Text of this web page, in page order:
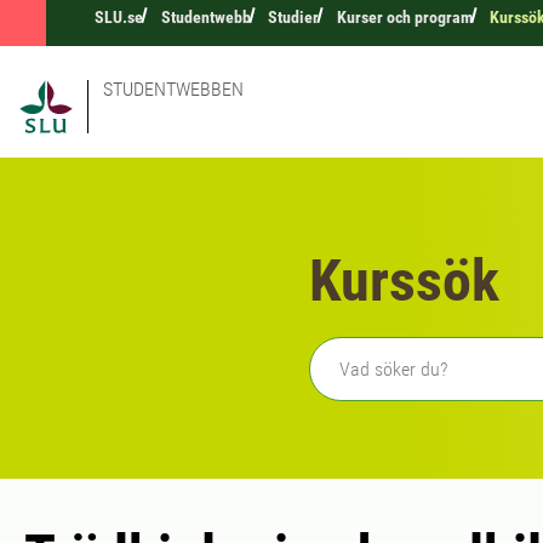
SLU.se Studentwebb Studier Kurser och program
STUDENTWEBBEN
Kurssök
Fritext sökning